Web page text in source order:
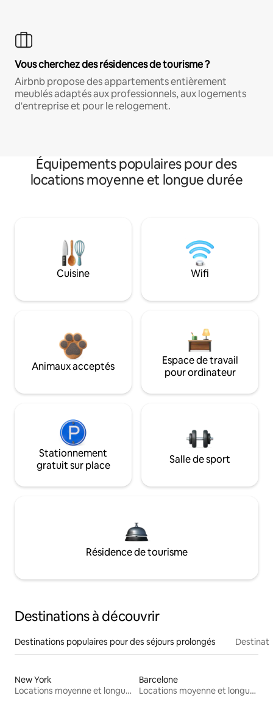
Vous cherchez des résidences de tourisme ?
Airbnb propose des appartements entièrement
meublés adaptés aux professionnels, aux logements
d'entreprise et pour le relogement.
Équipements populaires pour des
locations moyenne et longue durée
Cuisine Wifi
Animaux acceptés
Espace de travail
pour ordinateur
Stationnement
gratuit sur place
Salle de sport
Résidence de tourisme
Destinations à découvrir
Destinations populaires pour des séjours prolongés
New York
Locations moyenne et longue durée
Barcelone
Locations moyenne et longue durée